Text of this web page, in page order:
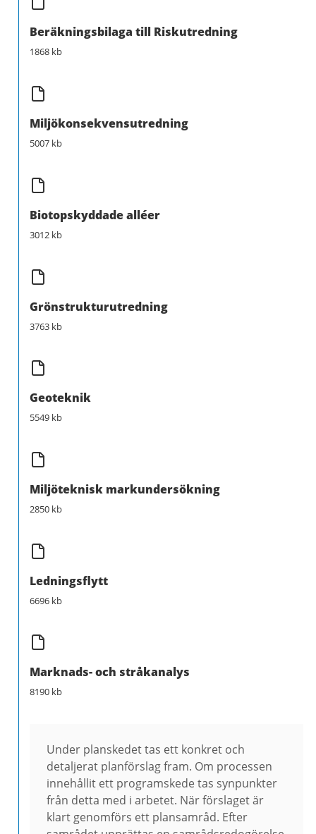
Beräkningsbilaga till Riskutredning
1868 kb
Miljökonsekvensutredning
5007 kb
Biotopskyddade alléer
3012 kb
Grönstrukturutredning
3763 kb
Geoteknik
5549 kb
Miljöteknisk markundersökning
2850 kb
Ledningsflytt
6696 kb
Marknads- och stråkanalys
8190 kb
Under planskedet tas ett konkret och
detaljerat planförslag fram. Om processen
innehållit ett programskede tas synpunkter
från detta med i arbetet. När förslaget är
klart genomförs ett plansamråd. Efter